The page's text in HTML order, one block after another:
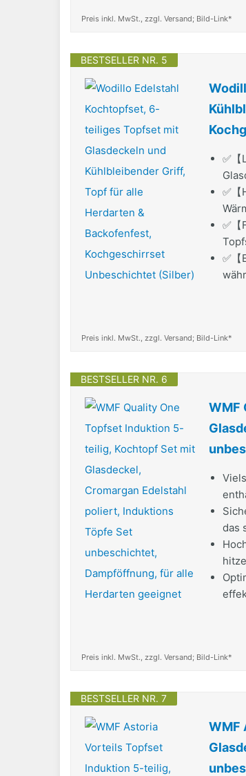
Preis inkl. MwSt., zzgl. Versand; Bild-Link*
BESTSELLER NR. 5
✅
✅
✅
✅
Preis inkl. MwSt., zzgl. Versand; Bild-Link*
BESTSELLER NR. 6
WMF
das
Preis inkl. MwSt., zzgl. Versand; Bild-Link*
BESTSELLER NR. 7
WMF